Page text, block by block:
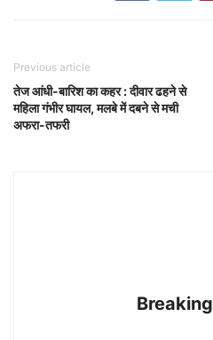
Previous article
तेज आंधी-बारिश का कहर : दीवार ढहने से
महिला गंभीर घायल, मलबे में दबने से मची
अफरा-तफरी